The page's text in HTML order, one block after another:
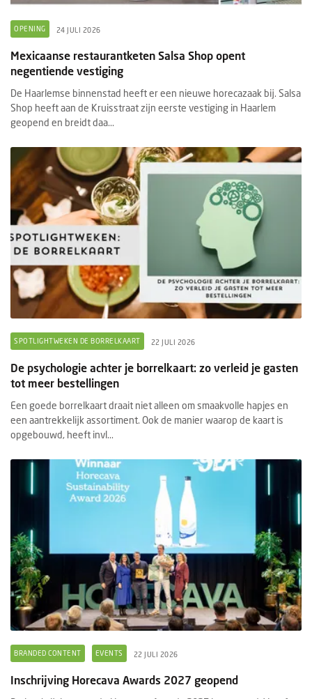
OPENING 24 JULI 2026
Mexicaanse restaurantketen Salsa Shop opent
negentiende vestiging
De Haarlemse binnenstad heeft er een nieuwe horecazaak bij. Salsa
Shop heeft aan de Kruisstraat zijn eerste vestiging in Haarlem
geopend en breidt daa...
SPOTLIGHTWEKEN DE BORRELKAART 22 JULI 2026
De psychologie achter je borrelkaart: zo verleid je gasten
tot meer bestellingen
Een goede borrelkaart draait niet alleen om smaakvolle hapjes en
een aantrekkelijk assortiment. Ook de manier waarop de kaart is
opgebouwd, heeft invl...
BRANDED CONTENT EVENTS 22 JULI 2026
Inschrijving Horecava Awards 2027 geopend